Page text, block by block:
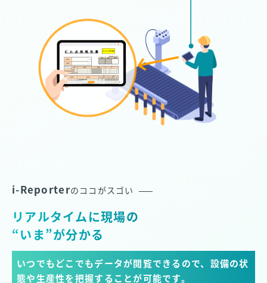
i-Reporterのココがスゴい
リアルタイムに現場の
“いま”が分かる
いつでもどこでもデータが閲覧できるので、 設備の状
態や生産性を把握することが可能です。